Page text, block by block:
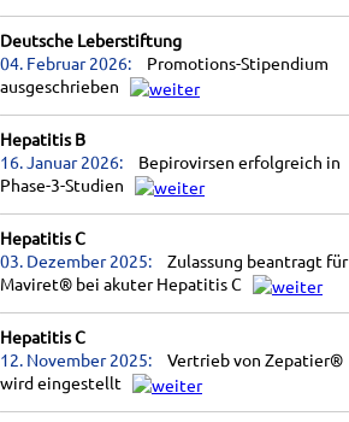
Deutsche Leberstiftung
04. Februar 2026:
Promotions-Stipendium
ausgeschrieben
Hepatitis B
16. Januar 2026:
Bepirovirsen erfolgreich in
Phase-3-Studien
Hepatitis C
03. Dezember 2025:
Zulassung beantragt für
Maviret® bei akuter Hepatitis C
Hepatitis C
12. November 2025:
Vertrieb von Zepatier®
wird eingestellt